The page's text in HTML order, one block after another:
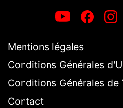
Mentions légales
Conditions Générales
Conditions Générales de
Contact